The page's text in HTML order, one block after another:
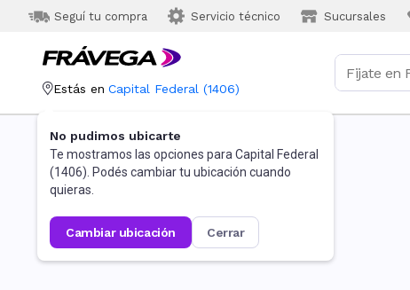
Seguí tu compra Servicio técnico Sucursales
Estás en Capital Federal (1406)
No pudimos ubicarte
Te mostramos las opciones para Capital Federal
(1406). Podés cambiar tu ubicación cuando
quieras.
cambiar ubicación cerrar